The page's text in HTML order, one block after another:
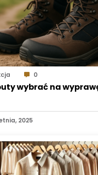
0
wybrać na
2025